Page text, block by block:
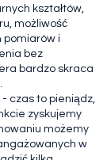
kształtów,
możliwość
pomiarów i
bez
bardzo skraca
- czas to pieniądz,
zyskujemy
możemy
w